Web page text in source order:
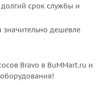
срок службы и
дешевле
Bravo в BuMMart.ru и